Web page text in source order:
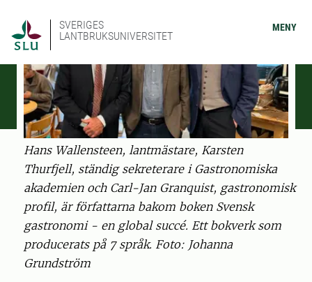
SVERIGES
LANTBRUKSUNIVERSITET
MENY
Hans Wallensteen, lantmästare, Karsten
Thurfjell, ständig sekreterare i Gastronomiska
akademien och Carl-Jan Granquist, gastronomisk
profil, är författarna bakom boken Svensk
gastronomi - en global succé. Ett bokverk som
producerats på 7 språk. Foto: Johanna
Grundström